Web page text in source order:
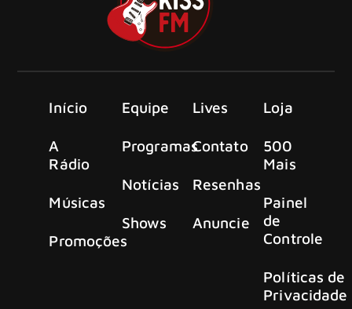
Início
A
Rádio
Músicas
Promoções
Equipe
Programas
Notícias
Shows
Lives
Contato
Resenhas
Anuncie
Loja
500
Mais
Painel
de
Controle
Políticas de
Privacidade